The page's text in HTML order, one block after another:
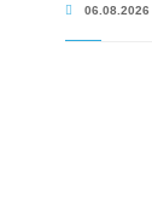
06.08.2026